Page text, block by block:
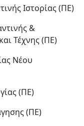
Ιστορίας (ΠΕ)
&
Τέχνης (ΠΕ)
Νέου
(ΠΕ)
(ΠΕ)